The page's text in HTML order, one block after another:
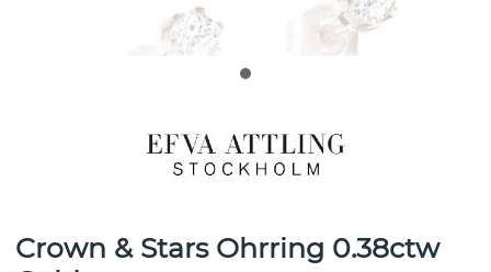
Crown & Stars Ohrring 0.38ctw